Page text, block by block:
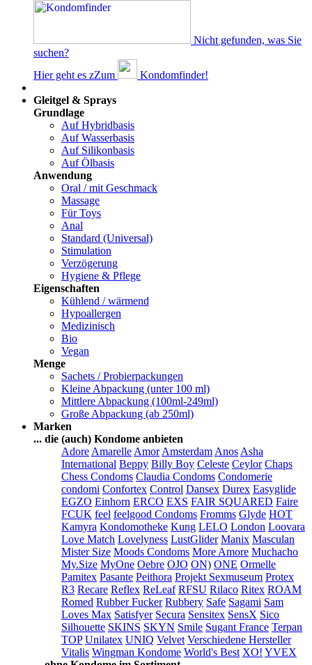
Nicht gefunden, was Sie
suchen?
Hier geht es zZum
Kondomfinder!
Gleitgel & Sprays
Grundlage
Auf Hybridbasis
Auf Wasserbasis
Auf Silikonbasis
Auf Ölbasis
Anwendung
Oral / mit Geschmack
Massage
Für Toys
Anal
Standard (Universal)
Stimulation
Verzögerung
Hygiene & Pflege
Eigenschaften
Kühlend / wärmend
Hypoallergen
Medizinisch
Bio
Vegan
Menge
Sachets / Probierpackungen
Kleine Abpackung (unter 100 ml)
Mittlere Abpackung (100ml-249ml)
Große Abpackung (ab 250ml)
Marken
... die (auch) Kondome anbieten
Adore Amarelle Amor Amsterdam Anos Asha
International Beppy Billy Boy Celeste Ceylor Chaps
Chess Condoms Claudia Condoms Condomerie
condomi Confortex Control Dansex Durex Easyglide
EGZO Einhorn ERCO EXS FAIR SQUARED Faire
FCUK feel feelgood Condoms Fromms Glyde HOT
Kamyra Kondomotheke Kung LELO London Loovara
Love Match Lovelyness LustGlider Manix Masculan
Mister Size Moods Condoms More Amore Muchacho
My.Size MyOne Oebre OJO ON) ONE Ormelle
Pamitex Pasante Peithora Projekt Sexmuseum Protex
R3 Recare Reflex ReLeaf RFSU Rilaco Ritex ROAM
Romed Rubber Fucker Rubbery Safe Sagami Sam
Loves Max Satisfyer Secura Sensitex SensX Sico
Silhouette SKINS SKYN Smile Sugant France Terpan
TOP Unilatex UNIQ Velvet Verschiedene Hersteller
Vitalis Wingman Kondome World's Best XO! YVEX